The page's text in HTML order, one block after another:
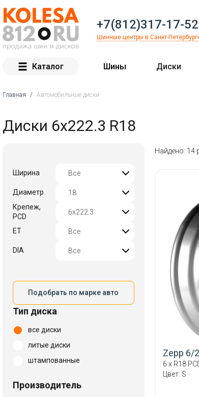
+7(812)317-17-52
Шинные центры в Санкт-
Каталог Шины Диски
Главная / Автомобильные диски
Диски 6x222.3 R18
Ширина
Диаметр
Крепеж,
PCD
ET
DIA
Подобрать по марке авто
Тип диска
все диски
литые диски
штампованные
Производитель
Найдено: 14
Zepp 6/
6 x R18
Цвет: S